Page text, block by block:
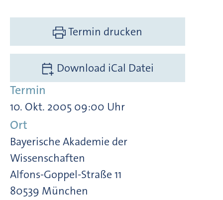
Termin drucken
Download iCal Datei
Termin
10. Okt. 2005 09:00 Uhr
Ort
Bayerische Akademie der
Wissenschaften
Alfons-Goppel-Straße 11
80539 München